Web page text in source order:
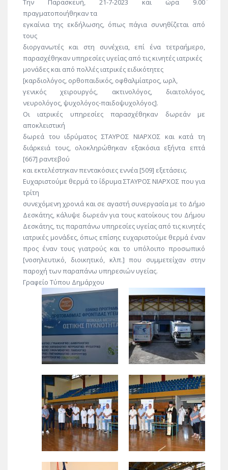
Την Παρασκευή, 21-7-2023 και ώρα 9.00΄
πραγματοποιήθηκαν τα
εγκαίνια της εκδήλωσης, όπως πάγια συνηθίζεται από
τους
διοργανωτές και στη συνέχεια, επί ένα τετραήμερο,
παρασχέθηκαν υπηρεσίες υγείας από τις κινητές ιατρικές
μονάδες και από πολλές ιατρικές ειδικότητες
[καρδιολόγος, ορθοπαιδικός, οφθαλμίατρος, ωρλ,
γενικός χειρουργός, ακτινολόγος, διαιτολόγος,
νευρολόγος, ψυχολόγος-παιδοψυχολόγος].
Οι ιατρικές υπηρεσίες παρασχέθηκαν δωρεάν με
αποκλειστική
δωρεά του ιδρύματος ΣΤΑΥΡΟΣ ΝΙΑΡΧΟΣ και κατά τη
διάρκειά τους, ολοκληρώθηκαν εξακόσια εξήντα επτά
[667] ραντεβού
και εκτελέστηκαν πεντακόσιες εννέα [509] εξετάσεις.
Ευχαριστούμε θερμά το ίδρυμα ΣΤΑΥΡΟΣ ΝΙΑΡΧΟΣ που για
τρίτη
συνεχόμενη χρονιά και σε αγαστή συνεργασία με το Δήμο
Δεσκάτης, κάλυψε δωρεάν για τους κατοίκους του Δήμου
Δεσκάτης, τις παραπάνω υπηρεσίες υγείας από τις κινητές
ιατρικές μονάδες, όπως επίσης ευχαριστούμε θερμά έναν
προς έναν τους γιατρούς και το υπόλοιπο προσωπικό
[νοσηλευτικό, διοικητικό, κλπ.] που συμμετείχαν στην
παροχή των παραπάνω υπηρεσιών υγείας.
Γραφείο Τύπου Δημάρχου